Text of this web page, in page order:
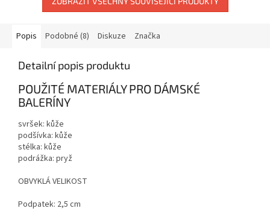
Popis Podobné (8) Diskuze Značka
Detailní popis produktu
POUŽITÉ MATERIÁLY PRO DÁMSKÉ
BALERÍNY
svršek: kůže
podšívka: kůže
stélka: kůže
podrážka: pryž
OBVYKLÁ VELIKOST
Podpatek: 2,5 cm